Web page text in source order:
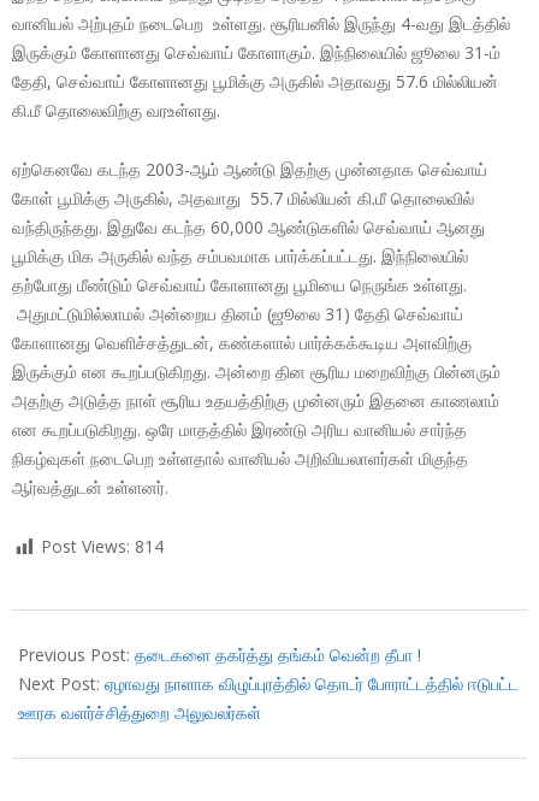
வானியல் அற்புதம் நடைபெற உள்ளது. சூரியனில் இருந்து 4-வது இடத்தில்
இருக்கும் கோளானது செவ்வாய் கோளாகும். இந்நிலையில் ஜூலை 31-ம்
தேதி, செவ்வாய் கோளானது பூமிக்கு அருகில் அதாவது 57.6 மில்லியன்
கி.மீ தொலைவிற்கு வரஉள்ளது.
ஏற்கெனவே கடந்த 2003-ஆம் ஆண்டு இதற்கு முன்னதாக செவ்வாய்
கோள் பூமிக்கு அருகில், அதவாது 55.7 மில்லியன் கி.மீ தொலைவில்
வந்திருந்தது. இதுவே கடந்த 60,000 ஆண்டுகளில் செவ்வாய் ஆனது
பூமிக்கு மிக அருகில் வந்த சம்பவமாக பார்க்கப்பட்டது. இந்நிலையில்
தற்போது மீண்டும் செவ்வாய் கோளானது பூமியை நெருங்க உள்ளது.
அதுமட்டுமில்லாமல் அன்றைய தினம் (ஜூலை 31) தேதி செவ்வாய்
கோளானது வெளிச்சத்துடன், கண்களால் பார்க்கக்கூடிய அளவிற்கு
இருக்கும் என கூறப்படுகிறது. அன்றை தின சூரிய மறைவிற்கு பின்னரும்
அதற்கு அடுத்த நாள் சூரிய உதயத்திற்கு முன்னரும் இதனை காணலாம்
என கூறப்படுகிறது. ஒரே மாதத்தில் இரண்டு அரிய வானியல் சார்ந்த
நிகழ்வுகள் நடைபெற உள்ளதால் வானியல் அறிவியலாளர்கள் மிகுந்த
ஆர்வத்துடன் உள்ளனர்.
Post Views: 814
07-
09
Previous Post: தடைகளை தகர்த்து தங்கம் வென்ற தீபா !
Next Post: ஏழாவது நாளாக விழுப்புரத்தில் தொடர் போராட்டத்தில் ஈடுபட்ட
ஊரக வளர்ச்சித்துறை அலுவலர்கள்